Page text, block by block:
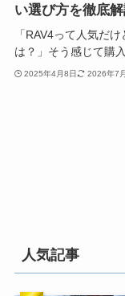
い選び方を徹底解
「RAV4って人気だ
は？」そう感じて購入
2025年4月8日 2026年7
人気記事